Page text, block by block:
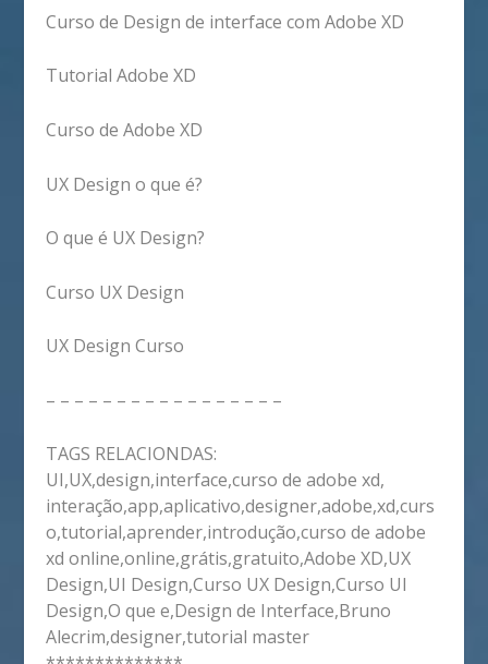
Curso de Design de interface com Adobe XD
Tutorial Adobe XD
Curso de Adobe XD
UX Design o que é?
O que é UX Design?
Curso UX Design
UX Design Curso
– – – – – – – – – – – – – – – – –
TAGS RELACIONDAS:
UI,UX,design,interface,curso de adobe xd,
interação,app,aplicativo,designer,adobe,xd,curs
o,tutorial,aprender,introdução,curso de adobe
xd online,online,grátis,gratuito,Adobe XD,UX
Design,UI Design,Curso UX Design,Curso UI
Design,O que e,Design de Interface,Bruno
Alecrim,designer,tutorial master